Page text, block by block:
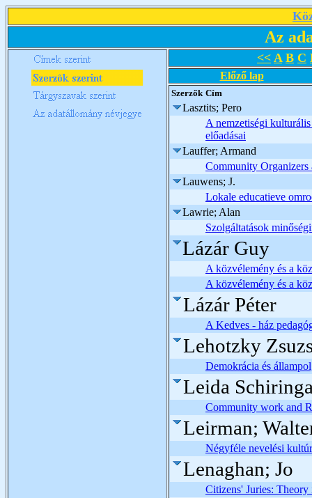
Az
<< A B C
Előző lap
Szerzők Cím
Lasztits; Pero
A nemzetiségi
előadásai
Lauffer; Armand
Community Organizers
Lauwens; J.
Lokale educatieve
Lawrie; Alan
Szolgáltatások
Lázár Guy
A közvélemény és a
A közvélemény és a
Lázár Péter
A Kedves - ház
Lehotzky
Demokrácia és
Leida
Community work and
Leirman;
Négyféle nevelési
Lenaghan; Jo
Citizens' Juries: Theory